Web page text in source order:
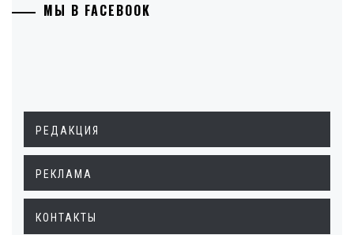
МЫ В FACEBOOK
РЕДАКЦИЯ
РЕКЛАМА
КОНТАКТЫ